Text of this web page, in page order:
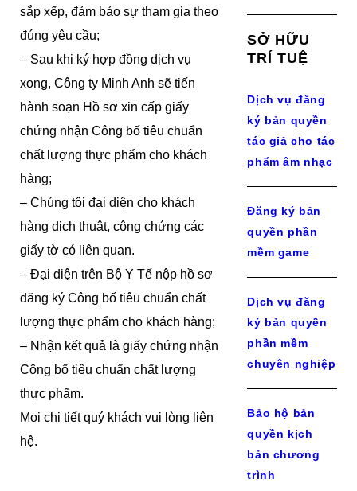
sắp xếp, đảm bảo sự tham gia theo
đúng yêu cầu;
– Sau khi ký hợp đồng dịch vụ
xong, Công ty Minh Anh sẽ tiến
hành soạn Hồ sơ xin cấp giấy
chứng nhận Công bố tiêu chuẩn
chất lượng thực phẩm cho khách
hàng;
– Chúng tôi đại diện cho khách
hàng dịch thuật, công chứng các
giấy tờ có liên quan.
– Đại diện trên Bộ Y Tế nộp hồ sơ
đăng ký Công bố tiêu chuẩn chất
lượng thực phẩm cho khách hàng;
– Nhận kết quả là giấy chứng nhận
Công bố tiêu chuẩn chất lượng
thực phẩm.
Mọi chi tiết quý khách vui lòng liên
hệ.
SỞ HỮU
TRÍ TUỆ
Dịch vụ đăng
ký bản quyền
tác giả cho tác
phẩm âm nhạc
Đăng ký bản
quyền phần
mềm game
Dịch vụ đăng
ký bản quyền
phần mềm
chuyên nghiệp
Bảo hộ bản
quyền kịch
bản chương
trình